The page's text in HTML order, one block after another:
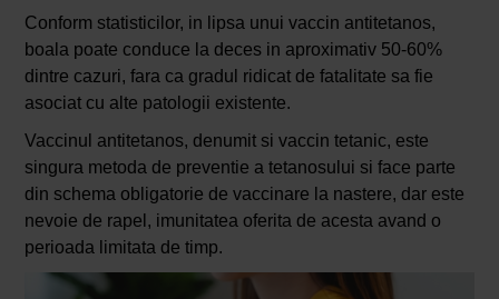
Conform statisticilor, in lipsa unui vaccin antitetanos,
boala poate conduce la deces in aproximativ 50-60%
dintre cazuri, fara ca gradul ridicat de fatalitate sa fie
asociat cu alte patologii existente.
Vaccinul antitetanos, denumit si vaccin tetanic, este
singura metoda de preventie a tetanosului si face parte
din schema obligatorie de vaccinare la nastere, dar este
nevoie de rapel, imunitatea oferita de acesta avand o
perioada limitata de timp.